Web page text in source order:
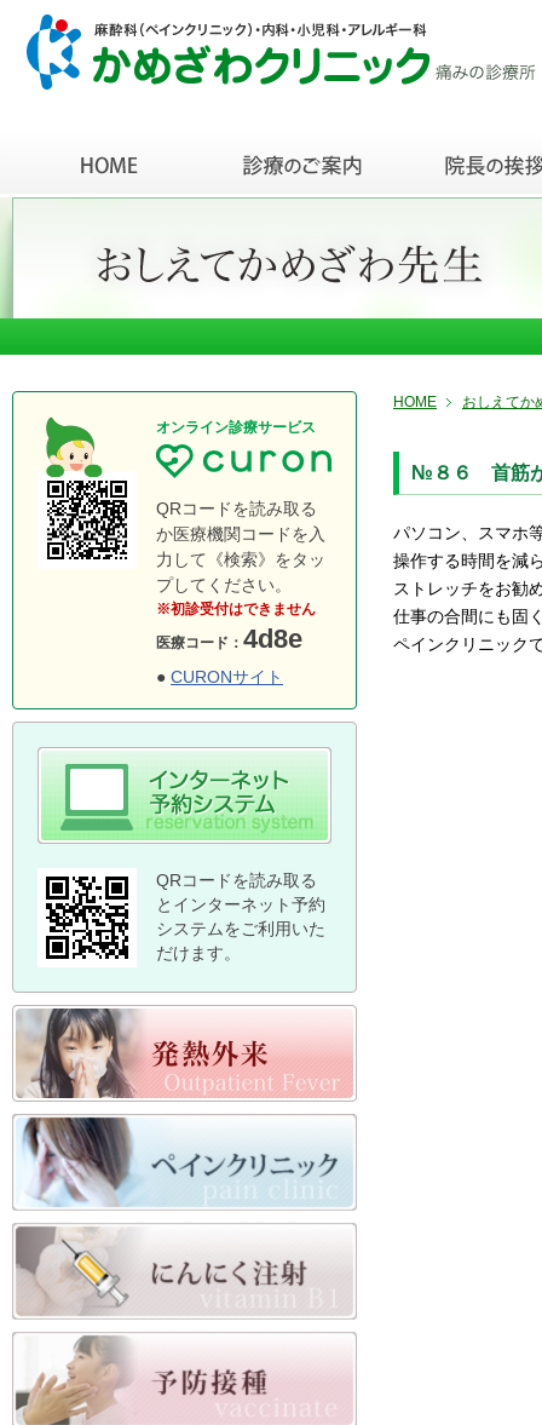
HOME おしえてか
№８６ 首筋が
パソコン、スマホ
操作する時間を減
ストレッチをお勧
仕事の合間にも固
ペインクリニック
オンライン診療サービス
QRコードを読み取る
か医療機関コードを入
力して《検索》をタッ
プしてください。
※初診受付はできません
医療コード： 4d8e
● CURONサイト
QRコードを読み取る
とインターネット予約
システムをご利用いた
だけます。